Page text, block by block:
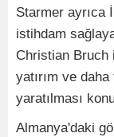
Starmer ayrıca
istihdam
Christian Bruch
yatırım ve
yaratılması
Almanya'daki